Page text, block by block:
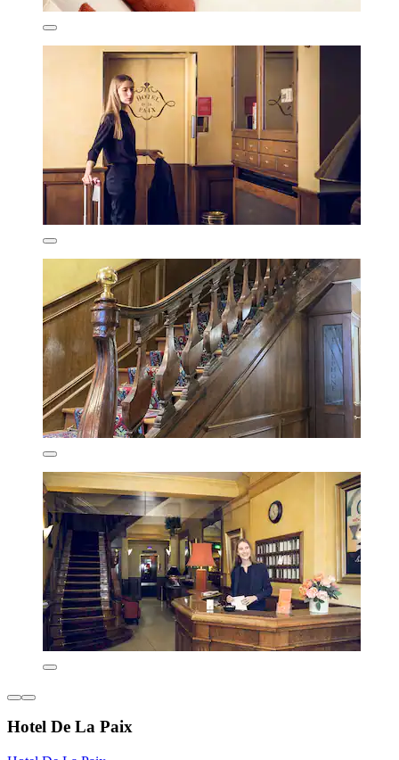
Hotel De La Paix